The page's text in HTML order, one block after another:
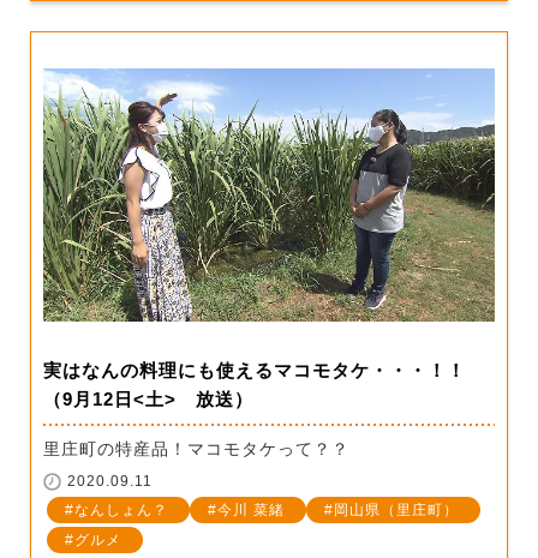
実はなんの料理にも使えるマコモタケ・・・！！
（9月12日<土> 放送）
里庄町の特産品！マコモタケって？？
2020.09.11
なんしょん？
今川 菜緒
岡山県（里庄町）
グルメ